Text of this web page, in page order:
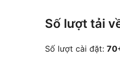
Số lượt tải
Số lượt cài đặt: